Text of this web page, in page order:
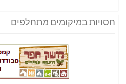
חסויות במיקומים מתחלפים